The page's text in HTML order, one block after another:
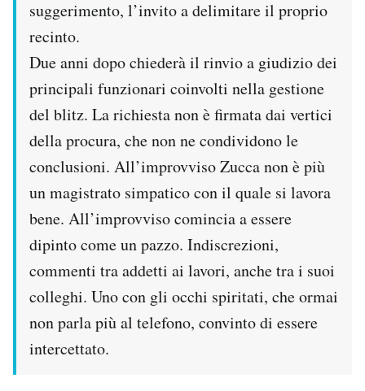
suggerimento, l’invito a delimitare il proprio
recinto.
Due anni dopo chiederà il rinvio a giudizio dei
principali funzionari coinvolti nella gestione
del blitz. La richiesta non è firmata dai vertici
della procura, che non ne condividono le
conclusioni. All’improvviso Zucca non è più
un magistrato simpatico con il quale si lavora
bene. All’improvviso comincia a essere
dipinto come un pazzo. Indiscrezioni,
commenti tra addetti ai lavori, anche tra i suoi
colleghi. Uno con gli occhi spiritati, che ormai
non parla più al telefono, convinto di essere
intercettato.